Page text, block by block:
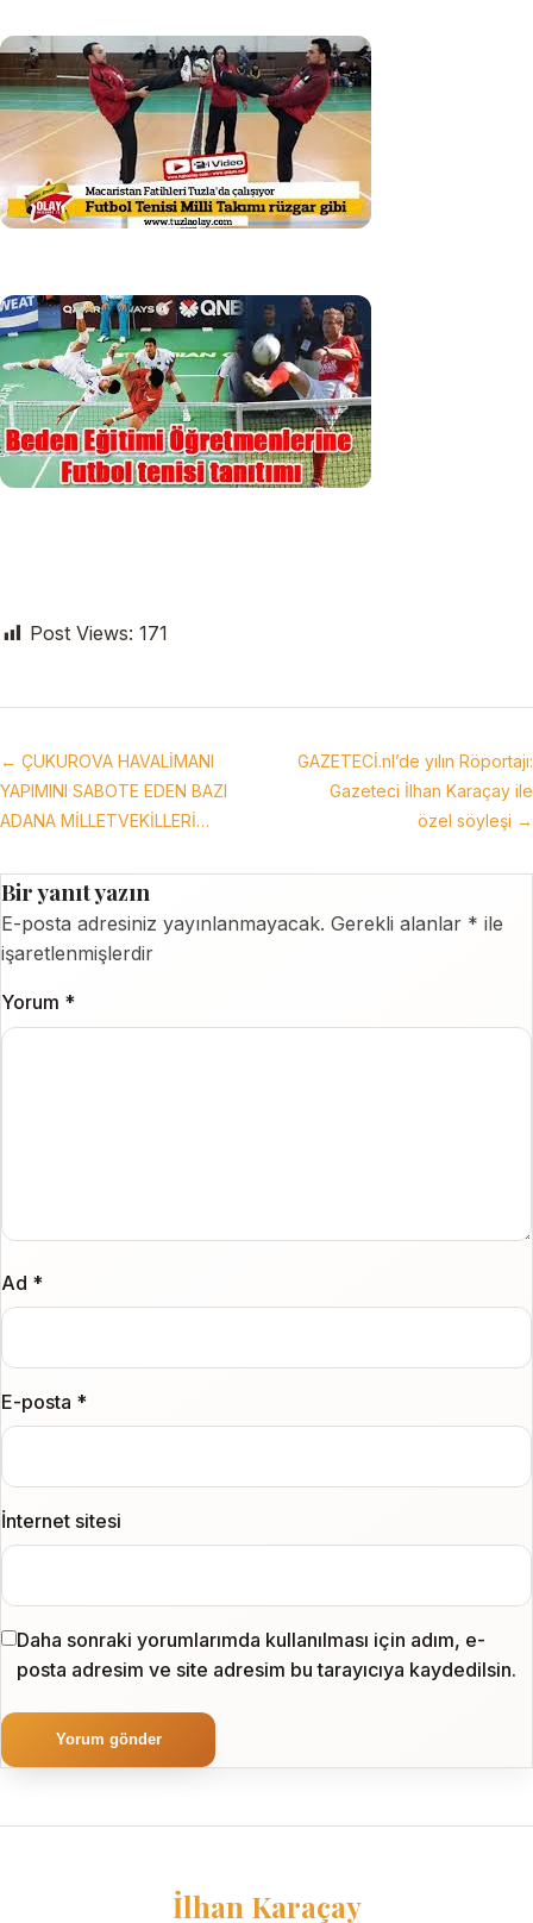
Post Views: 171
← ÇUKUROVA HAVALİMANI
YAPIMINI SABOTE EDEN BAZI
ADANA MİLLETVEKİLLERİ…
GAZETECİ.nl’de yılın Röportajı:
Gazeteci İlhan Karaçay ile
özel söyleşi →
Bir yanıt yazın
E-posta adresiniz yayınlanmayacak. Gerekli alanlar * ile
işaretlenmişlerdir
Yorum *
Ad *
E-posta *
İnternet sitesi
Daha sonraki yorumlarımda kullanılması için adım, e-
posta adresim ve site adresim bu tarayıcıya kaydedilsin.
İlhan Karaçay